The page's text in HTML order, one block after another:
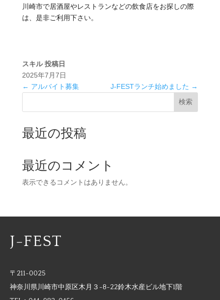
川崎市で居酒屋やレストランなどの飲食店をお探しの際
は、是非ご利用下さい。
スキル 投稿日
2025年7月7日
← アルバイト募集 J-FESTランチ始めました →
検索
最近の投稿
最近のコメント
表示できるコメントはありません。
J-FEST
〒211-0025
神奈川県川崎市中原区木月３-8-22鈴木水産ビル地下1階